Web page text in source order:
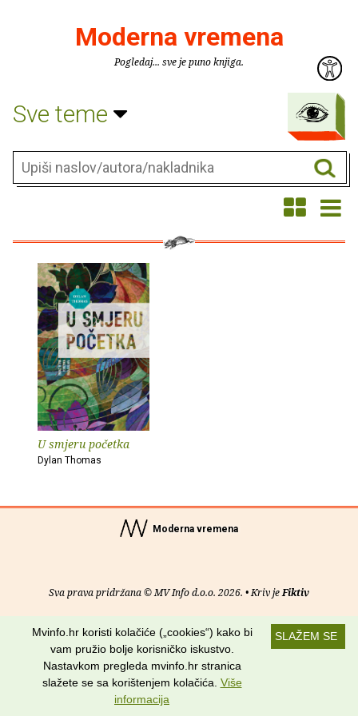
Moderna vremena
Pogledaj... sve je puno knjiga.
Sve teme
U smjeru početka
Dylan Thomas
Moderna vremena
Sva prava pridržana © MV Info d.o.o. 2026. • Kriv jeFiktiv
RSS kanali
Potraži nas na:
SLAŽEM SE
Mvinfo.hr koristi kolačiće („cookies“) kako bi
vam pružio bolje korisničko iskustvo.
Nastavkom pregleda mvinfo.hr stranica
slažete se sa korištenjem kolačića. Više
informacija